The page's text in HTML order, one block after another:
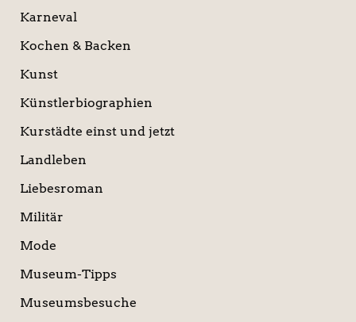
Karneval
Kochen & Backen
Kunst
Künstlerbiographien
Kurstädte einst und jetzt
Landleben
Liebesroman
Militär
Mode
Museum-Tipps
Museumsbesuche